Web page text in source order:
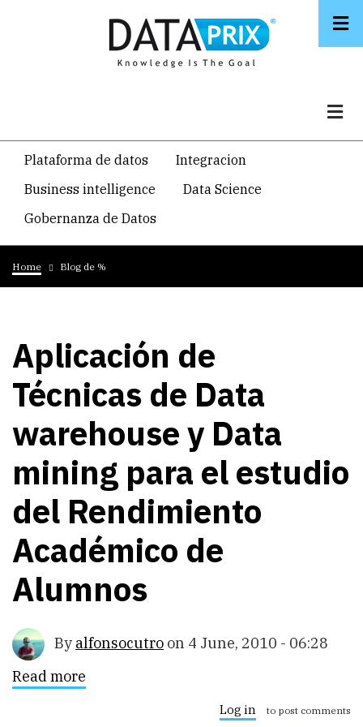
Navegacion
temática
principal
Plataforma de datos
Integracion
Business intelligence
Data Science
Gobernanza de Datos
Breadcrumb
Home Blog de %
Aplicación de
Técnicas de Data
warehouse y Data
mining para el estudio
del Rendimiento
Académico de
Alumnos
By alfonsocutro on 4 June, 2010 - 06:28
Read more
Log in to post comments